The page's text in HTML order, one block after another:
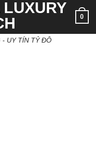
- UY TÍN TỶ ĐÔ
0